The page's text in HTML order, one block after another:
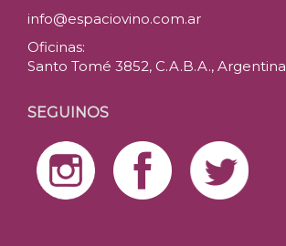
info@espaciovino.com.ar
Oficinas:
Santo Tomé 3852, C.A.B.A., Argentina
SEGUINOS